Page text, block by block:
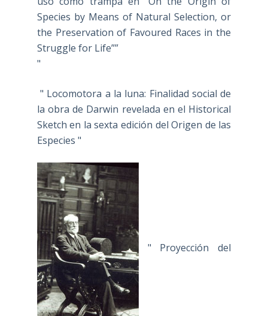
Species by Means of Natural Selection, or
the Preservation of Favoured Races in the
Struggle for Life””
"
" Locomotora a la luna: Finalidad social de
la obra de Darwin revelada en el Historical
Sketch en la sexta edición del Origen de las
Especies "
" Proyección del